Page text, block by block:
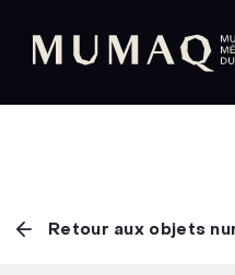
Retour aux objets